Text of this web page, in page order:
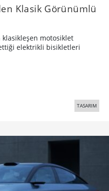
Klasik Görünümlü
klasikleşen motosiklet
elektrikli bisikletleri
TASARIM